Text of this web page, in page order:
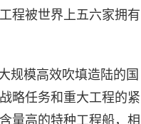
程被世界上五六家拥有
规模高效吹填造陆的国
略任务和重大工程的紧
量高的特种工程船，相